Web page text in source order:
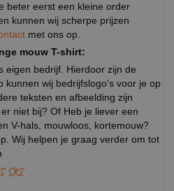
beter eerst een kleine order
kunnen wij scherpe prijzen
met ons op.
mouw T-shirt:
eigen bedrijf. Hierdoor zijn de
kunnen wij bedrijfslogo's voor je op
teksten en afbeelding zijn
niet bij? Of Heb je liever een
V-hals, mouwloos, kortemouw?
Wij helpen je graag verder om tot
SKI